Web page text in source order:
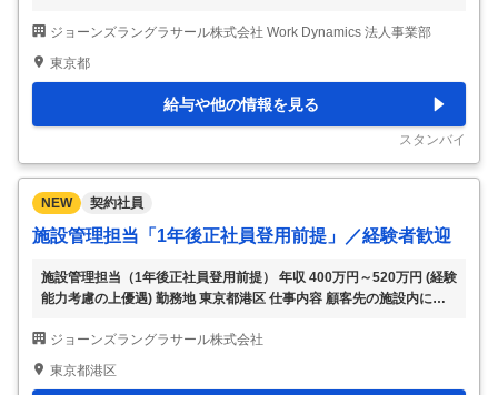
東京にあるオフィス現場において、クライアントに良好な職場環境を
提供するとともに、チーム管理、財務業務のサポート、ベンダー管理
トがあります！】 主な業務内容と責任 クライアントコミュニケーシ
ョン - クライアントとの関係構築 - プロフェッショナルなFMとして相
談に応じ、クライアント従業員に良好な職場環境を提供 ヘルプデス
ク管理 - 窓口での問い合…
ジョーンズラングラサール株式会社 Work Dynamics 法人事業部
東京都
給与や他の情報を見る
スタンバイ
NEW 契約社員
施設管理担当「1年後正社員登用前提」／経験者歓迎
施設管理担当（1年後正社員登用前提） 年収 400万円～520万円 (経験
能力考慮の上優遇) 勤務地 東京都港区 仕事内容 顧客先の施設内に常
的に担当していただきます。 【具体的には】 ・機械、電気、空調な
どの建物設備の保守・点検業務。 ・故障を未然に防ぐための長期的
ジョーンズラングラサール株式会社
東京都港区